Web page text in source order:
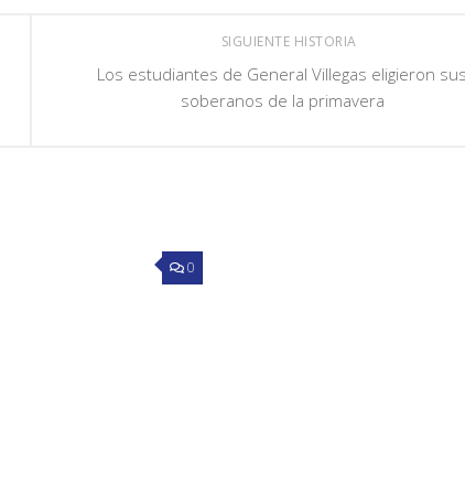
SIGUIENTE HISTORIA
Los estudiantes de General Villegas eligieron
soberanos de la primavera
0